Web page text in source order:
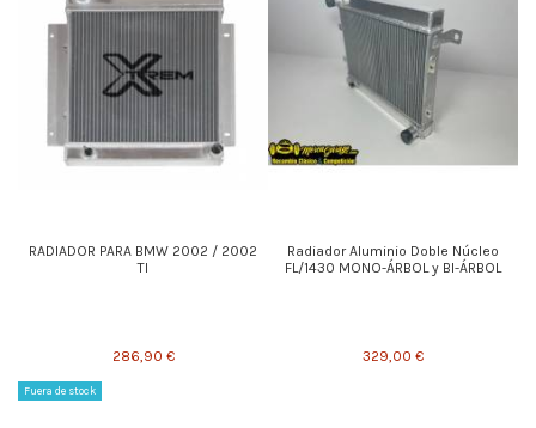
RADIADOR PARA BMW 2002 / 2002
TI
286,90 €
Radiador Aluminio Doble Núcleo
FL/1430 MONO-ÁRBOL y BI-ÁRBOL
329,00 €
Fuera de stock